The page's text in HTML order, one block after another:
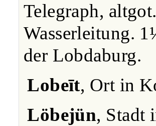
Telegraph,
Wasserleitung.
der Lobdaburg.
Lobeīt, Ort in
Löbejün, Stadt